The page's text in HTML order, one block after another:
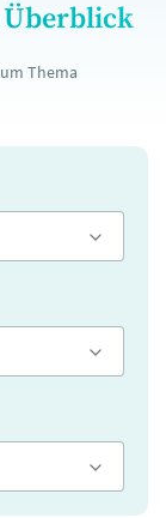
Überblick
Thema